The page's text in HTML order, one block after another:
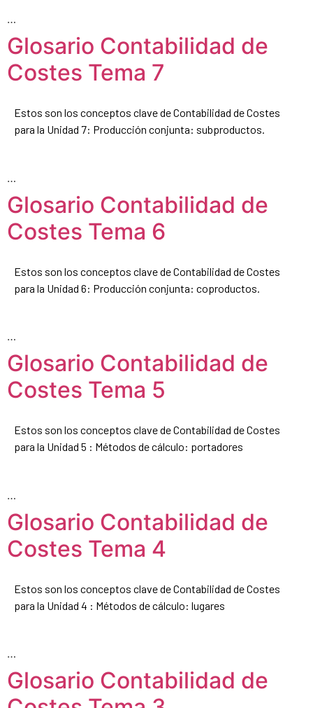
…
Glosario Contabilidad de
Costes Tema 7
Estos son los conceptos clave de Contabilidad de Costes
para la Unidad 7: Producción conjunta: subproductos.
…
Glosario Contabilidad de
Costes Tema 6
Estos son los conceptos clave de Contabilidad de Costes
para la Unidad 6: Producción conjunta: coproductos.
…
Glosario Contabilidad de
Costes Tema 5
Estos son los conceptos clave de Contabilidad de Costes
para la Unidad 5 : Métodos de cálculo: portadores
…
Glosario Contabilidad de
Costes Tema 4
Estos son los conceptos clave de Contabilidad de Costes
para la Unidad 4 : Métodos de cálculo: lugares
…
Glosario Contabilidad de